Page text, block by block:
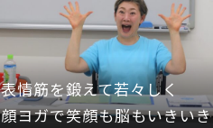
表情筋を鍛えて若々しく
顔ヨガで笑顔も脳もいきいき